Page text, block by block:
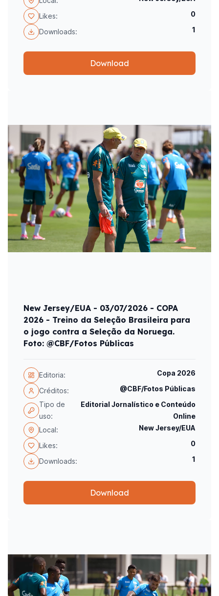
Likes: 0
Downloads: 1
Download
New Jersey/EUA - 03/07/2026 - COPA
2026 - Treino da Seleção Brasileira para
o jogo contra a Seleção da Noruega.
Foto: @CBF/Fotos Públicas
Editoria: Copa 2026
Créditos:
@CBF/Fotos Públicas
Tipo de
uso:
Editorial Jornalístico e Conteúdo
Online
Local:
New Jersey/EUA
Likes: 0
Downloads: 1
Download